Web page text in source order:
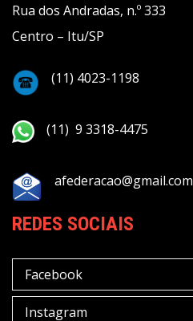
Rua dos Andradas, n.º 333
Centro – Itu/SP
(11) 4023-1198
(11) 9 3318-4475
afederacao@gmail.com
REDES SOCIAIS
Facebook
Instagram